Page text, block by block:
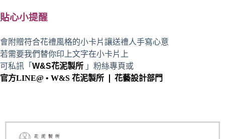
貼心小提醒
會附贈符合花禮風格的小卡片讓送禮人手寫心意
若需要我們替你印上文字在小卡片上
可私訊「 W&S花泥製所 」粉絲專頁或
官方LINE@ • W&S 花泥製所 ❘ 花藝設計部門